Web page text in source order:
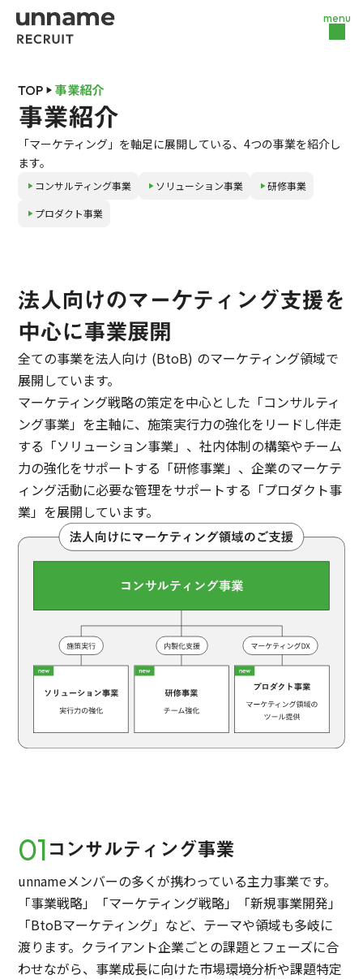
TOP play_arrow 事業紹介
事業紹介
「マーケティング」を軸足に展開している、4つの事業を紹介し
ます。
play_arrow コンサルティング事業 play_arrow ソリューション事業 play_arrow研修事業
play_arrow プロダクト事業
法人向けのマーケティング支援を
中心に事業展開
全ての事業を法人向け (BtoB) のマーケティング領域で
展開しています。
マーケティング戦略の策定を中心とした「コンサルティ
ング事業」を主軸に、施策実行力の強化をリードし伴走
する「ソリューション事業」、社内体制の構築やチーム
力の強化をサポートする「研修事業」、企業のマーケテ
ィング活動に必要な管理をサポートする「プロダクト事
業」を展開しています。
01 コンサルティング事業
unnameメンバーの多くが携わっている主力事業です。
「事業戦略」「マーケティング戦略」「新規事業開発」
「BtoBマーケティング」など、テーマや領域も多岐に
渡ります。クライアント企業ごとの課題とフェーズに合
わせながら、事業成長に向けた市場環境分析や課題特定
menu